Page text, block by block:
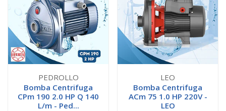
PEDROLLO
Bomba Centrifuga
CPm 190 2.0 HP Q 140
L/m - Ped...
LEO
Bomba Centrifuga
ACm 75 1.0 HP 220V -
LEO